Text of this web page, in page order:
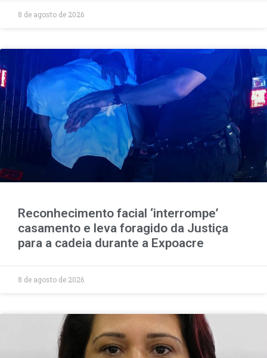
8 de agosto de 2026
Reconhecimento facial ‘interrompe’
casamento e leva foragido da Justiça
para a cadeia durante a Expoacre
8 de agosto de 2026